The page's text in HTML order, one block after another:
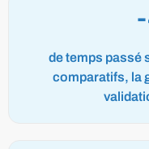
de temps passé
comparatifs, la